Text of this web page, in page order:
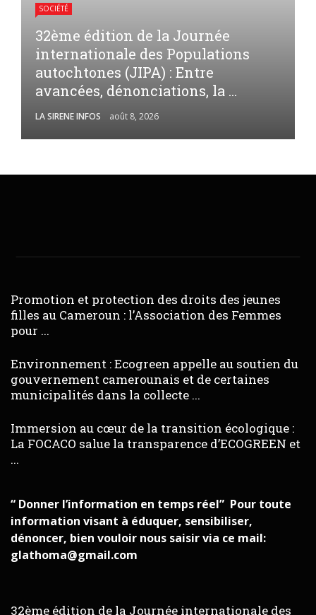
SOCIÉTÉ
32ème édition de la Journée
internationale des Populations
autochtones (JIPA) : Entre
avancées, dénonciations, la ...
LA SIRENE INFOS août 8, 2026
Promotion et protection des droits des jeunes
filles au Cameroun : l’Association des Femmes
pour ...
Environnement : Ecogreen appelle au soutien du
gouvernement camerounais et de certaines
municipalités dans la collecte ...
Immersion au cœur de la transition écologique :
La FOCACO salue la transparence d’ECOGREEN et
...
“ Donner l’information en temps réel” Pour toute
information visant à éduquer, sensibiliser,
dénoncer, bien vouloir nous saisir via ce mail:
glathoma@gmail.com
32ème édition de la Journée internationale des